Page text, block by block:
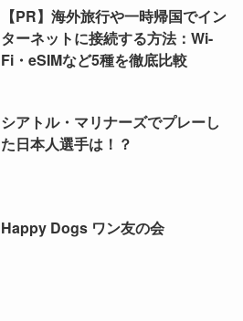
【PR】海外旅行や一時帰国でイン
ターネットに接続する方法：Wi-
Fi・eSIMなど5種を徹底比較
シアトル・マリナーズでプレーし
た日本人選手は！？
Happy Dogs ワン友の会